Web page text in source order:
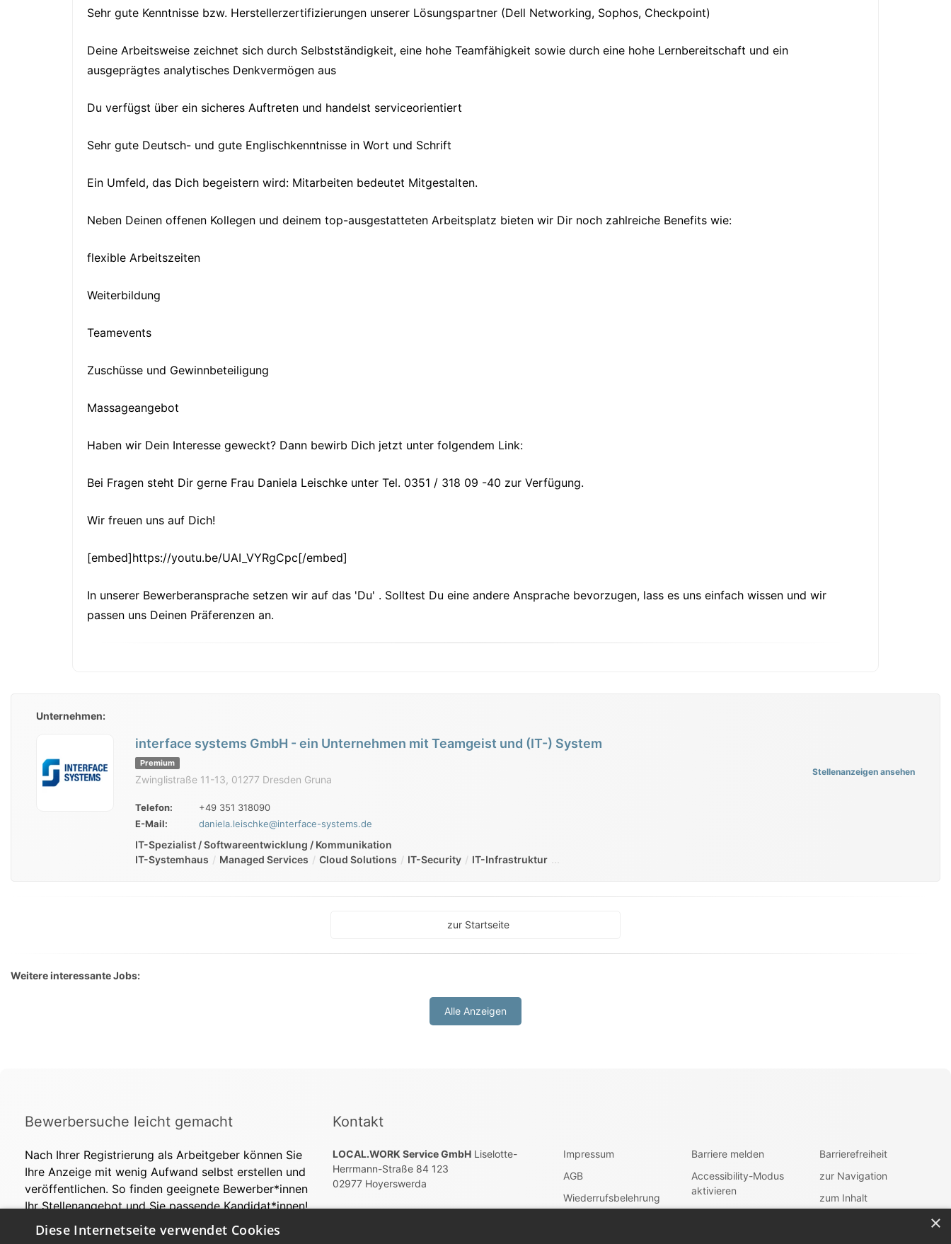
Sehr gute Kenntnisse bzw. Herstellerzertifizierungen unserer Lösungspartner (Dell Networking, Sophos, Checkpoint)
Deine Arbeitsweise zeichnet sich durch Selbstständigkeit, eine hohe Teamfähigkeit sowie durch eine hohe Lernbereitschaft und ein
ausgeprägtes analytisches Denkvermögen aus
Du verfügst über ein sicheres Auftreten und handelst serviceorientiert
Sehr gute Deutsch- und gute Englischkenntnisse in Wort und Schrift
Ein Umfeld, das Dich begeistern wird: Mitarbeiten bedeutet Mitgestalten.
Neben Deinen offenen Kollegen und deinem top-ausgestatteten Arbeitsplatz bieten wir Dir noch zahlreiche Benefits wie:
flexible Arbeitszeiten
Weiterbildung
Teamevents
Zuschüsse und Gewinnbeteiligung
Massageangebot
Haben wir Dein Interesse geweckt? Dann bewirb Dich jetzt unter folgendem Link:
Bei Fragen steht Dir gerne Frau Daniela Leischke unter Tel. 0351 / 318 09 -40 zur Verfügung.
Wir freuen uns auf Dich!
[embed]https://youtu.be/UAI_VYRgCpc[/embed]
In unserer Bewerberansprache setzen wir auf das 'Du' . Solltest Du eine andere Ansprache bevorzugen, lass es uns einfach wissen und wir
passen uns Deinen Präferenzen an.
Unternehmen:
interface systems GmbH - ein Unternehmen mit Teamgeist und (IT-) System
Premium
Zwinglistraße 11-13, 01277 Dresden Gruna
Telefon:
+49 351 318090
E-Mail:
daniela.leischke@interface-systems.de
IT-Spezialist / Softwareentwicklung / Kommunikation
IT-Systemhaus
Managed Services Cloud Solutions IT-Security IT-Infrastruktur
Stellenanzeigen ansehen
zur Startseite
Weitere interessante Jobs:
Alle Anzeigen
Bewerbersuche leicht gemacht
Nach Ihrer Registrierung als Arbeitgeber können Sie
Ihre Anzeige mit wenig Aufwand selbst erstellen und
veröffentlichen. So finden geeignete Bewerber*innen
Ihr Stellenangebot und Sie passende Kandidat*innen!
Kontakt
LOCAL.WORK Service GmbHLiselotte-
Herrmann-Straße 84 123
02977 Hoyerswerda
E-Mail:E-Mail account@localwork.de
Impressum
AGB
Wiederrufsbelehrung
Barriere melden
Accessibility-Modus
aktivieren
Kontrastmodus
Barrierefreiheit
zur Navigation
zum Inhalt
×
Diese Internetseite verwendet Cookies